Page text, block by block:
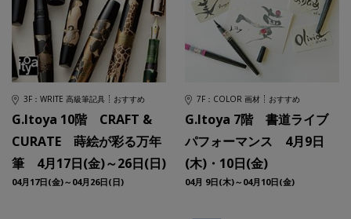
3F：WRITE 高級筆記具 おすすめ
G.Itoya 10階 CRAFT &
CURATE 蒔絵が彩る万年
筆 4月17日(金)～26日(日)
04月17日(金)～04月26日(日)
7F：COLOR 画材 おすすめ
G.Itoya 7階 書道ライブ
パフォーマンス 4月9日
(木)・10日(金)
04月 9日(木)～04月10日(金)